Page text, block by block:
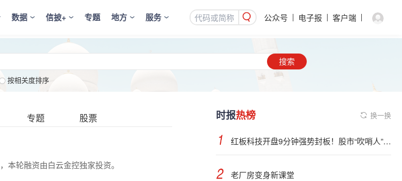
数据 信披+ 专题 地方 服务 公众号 电子报 客户端
搜索
按相关度排序
专题 股票
，本轮融资由白云金控独家投资。
时报热榜 换一换
红板科技开盘9分钟强势封板！股市“吹哨人”突然改口！市场风向变了？
老厂房变身新课堂